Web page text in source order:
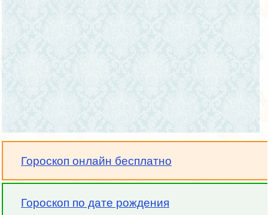
Гороскоп онлайн бесплатно
Гороскоп по дате рождения